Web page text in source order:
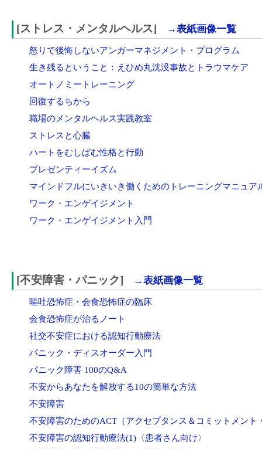
[ストレス・メンタルヘルス] →表紙画像一覧
怒りで後悔しないアンガーマネジメント・プログラム
生き残るということ：えひめ丸沈没事故とトラウマケア
オートノミートレーニング
回復するちから
職場のメンタルヘルス実践教室
ストレスと心臓
ハートをむしばむ性格と行動
プレゼンティーイズム
マインドフルにいきいき働くためのトレーニングマニュア
ワーク・エンゲイジメント
ワーク・エンゲイジメント入門
[不安障害・パニック] →表紙画像一覧
嘔吐恐怖症・会食恐怖症の臨床
会食恐怖症が治るノート
社交不安症における認知行動療法
パニック・ディスオーダー入門
パニック障害 100のQ&A
不安からあなたを解放する10の簡単な方法
不安障害
不安障害のためのACT（アクセプタンス＆コミットメント
不安障害の認知行動療法(1)〈患者さん向け〉